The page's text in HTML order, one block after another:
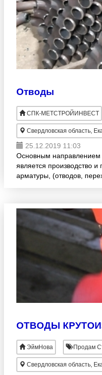
Отводы
СПК-МЕТСТРОЙИНВЕСТ
Свердловская область,
25.12.2019 11:03
Основным направлением
является производство и
арматуры, (отводов,
ЭймНова Продам
Свердловская область,